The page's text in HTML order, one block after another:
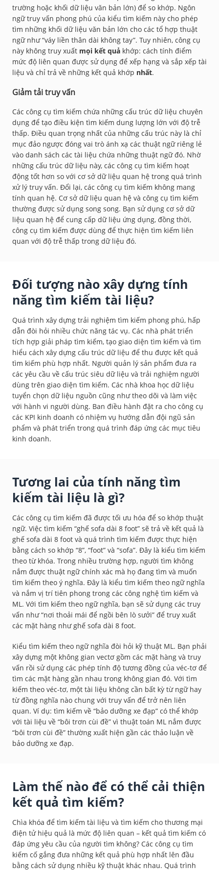
trường hoặc khối dữ liệu văn bản lớn) để so khớp. Ngôn
ngữ truy vấn phong phú của kiểu tìm kiếm này cho phép
tìm những khối dữ liệu văn bản lớn cho các tổ hợp thuật
ngữ như “váy liền thân dài không tay”. Tuy nhiên, công cụ
này không truy xuất mọi kết quả khớp: cách tính điểm
mức độ liên quan được sử dụng để xếp hạng và sắp xếp tài
liệu và chỉ trả về những kết quả khớp nhất.
Giảm tải truy vấn
Các công cụ tìm kiếm chứa những cấu trúc dữ liệu chuyên
dụng để tạo điều kiện tìm kiếm dung lượng lớn với độ trễ
thấp. Điều quan trọng nhất của những cấu trúc này là chỉ
mục đảo ngược đóng vai trò ánh xạ các thuật ngữ riêng lẻ
vào danh sách các tài liệu chứa những thuật ngữ đó. Nhờ
những cấu trúc dữ liệu này, các công cụ tìm kiếm hoạt
động tốt hơn so với cơ sở dữ liệu quan hệ trong quá trình
xử lý truy vấn. Đổi lại, các công cụ tìm kiếm không mang
tính quan hệ. Cơ sở dữ liệu quan hệ và công cụ tìm kiếm
thường được sử dụng song song. Bạn sử dụng cơ sở dữ
liệu quan hệ để cung cấp dữ liệu ứng dụng, đồng thời,
công cụ tìm kiếm được dùng để thực hiện tìm kiếm liên
quan với độ trễ thấp trong dữ liệu đó.
Đối tượng nào xây dựng tính
năng tìm kiếm tài liệu?
Quá trình xây dựng trải nghiệm tìm kiếm phong phú, hấp
dẫn đòi hỏi nhiều chức năng tác vụ. Các nhà phát triển
tích hợp giải pháp tìm kiếm, tạo giao diện tìm kiếm và tìm
hiểu cách xây dựng cấu trúc dữ liệu để thu được kết quả
tìm kiếm phù hợp nhất. Người quản lý sản phẩm đưa ra
các yêu cầu về cấu trúc siêu dữ liệu và trải nghiệm người
dùng trên giao diện tìm kiếm. Các nhà khoa học dữ liệu
tuyển chọn dữ liệu nguồn cũng như theo dõi và làm việc
với hành vi người dùng. Ban điều hành đặt ra cho công cụ
các KPI kinh doanh có nhiệm vụ hướng dẫn đội ngũ sản
phẩm và phát triển trong quá trình đáp ứng các mục tiêu
kinh doanh.
Tương lai của tính năng tìm
kiếm tài liệu là gì?
Các công cụ tìm kiếm đã được tối ưu hóa để so khớp thuật
ngữ. Việc tìm kiếm “ghế sofa dài 8 foot” sẽ trả về kết quả là
ghế sofa dài 8 foot và quá trình tìm kiếm được thực hiện
bằng cách so khớp “8”, “foot” và “sofa”. Đây là kiểu tìm kiếm
theo từ khóa. Trong nhiều trường hợp, người tìm không
nắm được thuật ngữ chính xác mà họ đang tìm và muốn
tìm kiếm theo ý nghĩa. Đây là kiểu tìm kiếm theo ngữ nghĩa
và nắm vị trí tiên phong trong các công nghệ tìm kiếm và
ML. Với tìm kiếm theo ngữ nghĩa, bạn sẽ sử dụng các truy
vấn như “nơi thoải mái để ngồi bên lò sưởi” để truy xuất
các mặt hàng như ghế sofa dài 8 foot.
Kiểu tìm kiếm theo ngữ nghĩa đòi hỏi kỹ thuật ML. Bạn phải
xây dựng một không gian vectơ gồm các mặt hàng và truy
vấn rồi sử dụng các phép tính độ tương đồng của véc-tơ để
tìm các mặt hàng gần nhau trong không gian đó. Với tìm
kiếm theo véc-tơ, một tài liệu không cần bất kỳ từ ngữ hay
từ đồng nghĩa nào chung với truy vấn để trở nên liên
quan. Ví dụ: tìm kiếm về “bảo dưỡng xe đạp” có thể khớp
với tài liệu về “bôi trơn cùi đề” vì thuật toán ML nắm được
“bôi trơn cùi đề” thường xuất hiện gần các thảo luận về
bảo dưỡng xe đạp.
Làm thế nào để có thể cải thiện
kết quả tìm kiếm?
Chìa khóa để tìm kiếm tài liệu và tìm kiếm cho thương mại
điện tử hiệu quả là mức độ liên quan – kết quả tìm kiếm có
đáp ứng yêu cầu của người tìm không? Các công cụ tìm
kiếm cố gắng đưa những kết quả phù hợp nhất lên đầu
bằng cách sử dụng nhiều kỹ thuật khác nhau. Quá trình